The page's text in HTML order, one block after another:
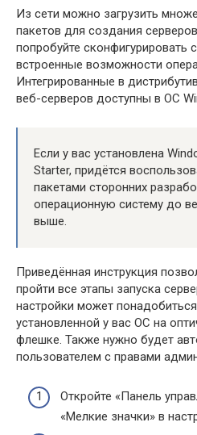
Из сети можно загрузить
пакетов для создания
попробуйте сконфигурировать
встроенные возможности
Интегрированные в
веб-серверов доступны в ОС
Если у вас установлена
Starter, придётся
пакетами сторонних
операционную систему до
выше.
Приведённая инструкция
пройти все этапы запуска
настройки может
установленной у вас ОС на
флешке. Также нужно будет
пользователем с правами
Откройте «Панель
«Мелкие значки» в